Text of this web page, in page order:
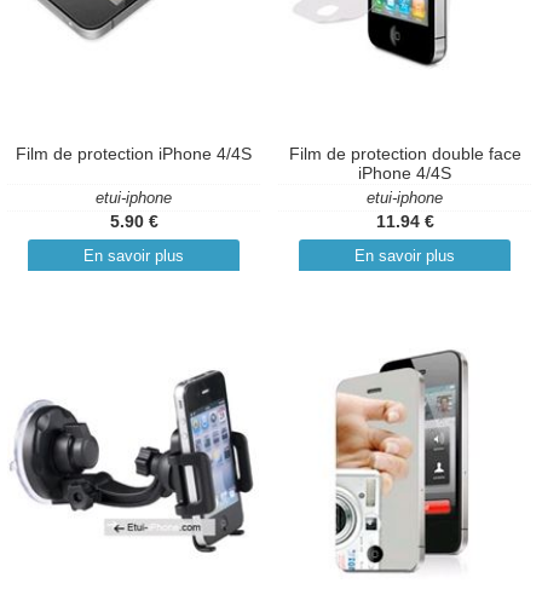
Film de protection iPhone 4/4S
etui-iphone
5.90 €
En savoir plus
Film de protection double face
iPhone 4/4S
etui-iphone
11.94 €
En savoir plus